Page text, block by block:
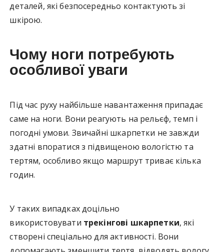
деталей, які безпосередньо контактують зі
шкірою.
Чому ноги потребують
особливої уваги
Під час руху найбільше навантаження припадає
саме на ноги. Вони реагують на рельєф, темп і
погодні умови. Звичайні шкарпетки не завжди
здатні впоратися з підвищеною вологістю та
тертям, особливо якщо маршрут триває кілька
годин.
У таких випадках доцільно
використовувати трекінгові шкарпетки, які
створені спеціально для активності. Вони